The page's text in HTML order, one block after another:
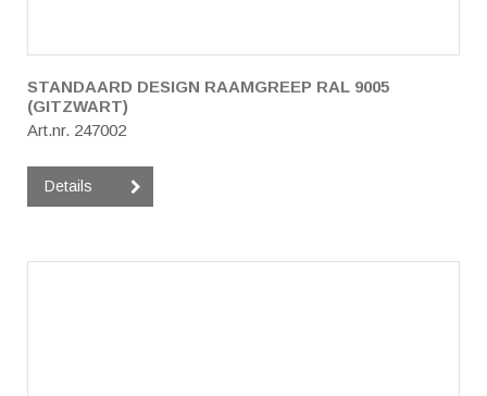
STANDAARD DESIGN RAAMGREEP RAL 9005
(GITZWART)
Art.nr. 247002
Details